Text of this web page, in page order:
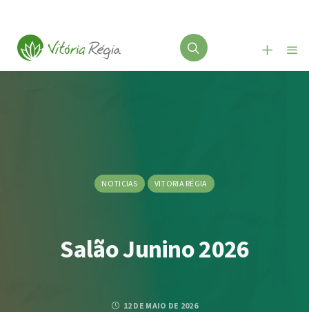
NOTICIAS VITORIA RÉGIA
Salão Junino 2026
12 DE MAIO DE 2026